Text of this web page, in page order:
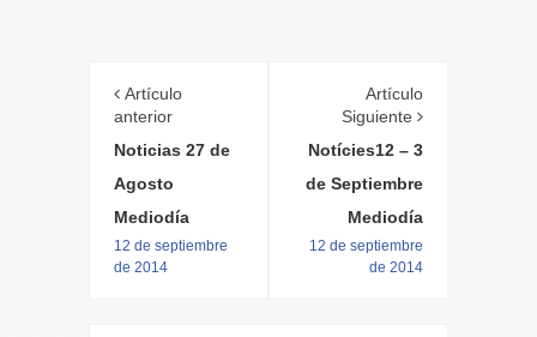
Artículo
anterior
Noticias 27 de
Agosto
Mediodía
12 de septiembre
de 2014
Artículo
Siguiente
Notícies12 – 3
de Septiembre
Mediodía
12 de septiembre
de 2014